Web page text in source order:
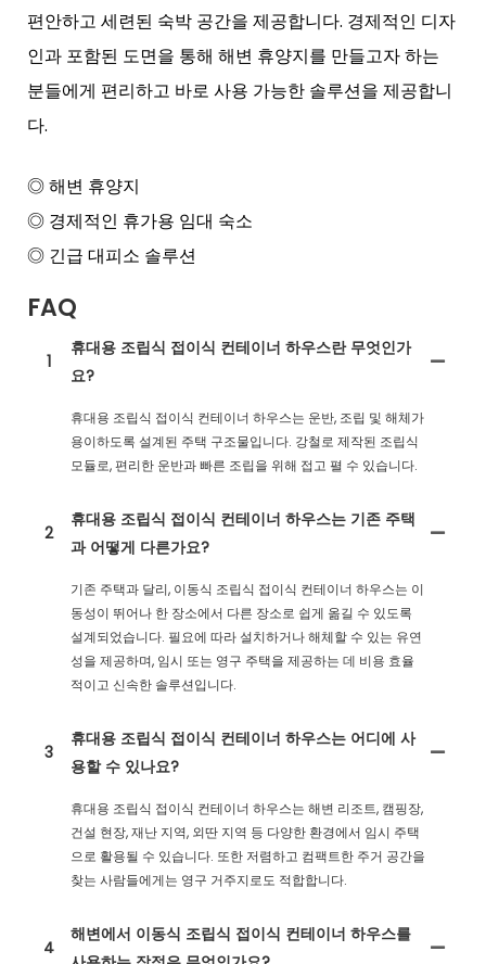
편안하고 세련된 숙박 공간을 제공합니다. 경제적인 디자
인과 포함된 도면을 통해 해변 휴양지를 만들고자 하는
분들에게 편리하고 바로 사용 가능한 솔루션을 제공합니
다.
◎ 해변 휴양지
◎ 경제적인 휴가용 임대 숙소
◎ 긴급 대피소 솔루션
FAQ
1
휴대용 조립식 접이식 컨테이너 하우스란 무엇인가
요?
휴대용 조립식 접이식 컨테이너 하우스는 운반, 조립 및 해체가
용이하도록 설계된 주택 구조물입니다. 강철로 제작된 조립식
모듈로, 편리한 운반과 빠른 조립을 위해 접고 펼 수 있습니다.
2
휴대용 조립식 접이식 컨테이너 하우스는 기존 주택
과 어떻게 다른가요?
기존 주택과 달리, 이동식 조립식 접이식 컨테이너 하우스는 이
동성이 뛰어나 한 장소에서 다른 장소로 쉽게 옮길 수 있도록
설계되었습니다. 필요에 따라 설치하거나 해체할 수 있는 유연
성을 제공하며, 임시 또는 영구 주택을 제공하는 데 비용 효율
적이고 신속한 솔루션입니다.
3
휴대용 조립식 접이식 컨테이너 하우스는 어디에 사
용할 수 있나요?
휴대용 조립식 접이식 컨테이너 하우스는 해변 리조트, 캠핑장,
건설 현장, 재난 지역, 외딴 지역 등 다양한 환경에서 임시 주택
으로 활용될 수 있습니다. 또한 저렴하고 컴팩트한 주거 공간을
찾는 사람들에게는 영구 거주지로도 적합합니다.
4
해변에서 이동식 조립식 접이식 컨테이너 하우스를